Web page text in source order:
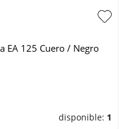
EA 125 Cuero / Negro
disponible: 1